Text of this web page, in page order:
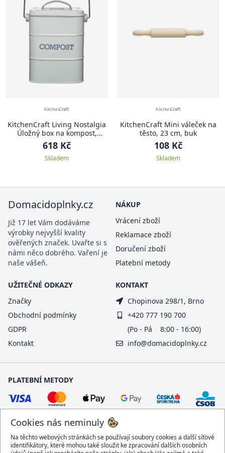
KitchenCraft Living Nostalgia
Úložný box na kompost,
šedivá, 3 l
618 Kč
Skladem
KitchenCraft Mini váleček na
těsto, 23 cm, buk
108 Kč
Skladem
Cookies nás neminuly
Na těchto webových stránkách se používají soubory cookies a další síťové
identifikátory, které mohou také sloužit ke zpracování dalších osobních
Domacidoplnky.cz
Již 17 let Vám dodáváme
výrobky nejvyšší kvality
ověřených značek. Uvařte si s
námi něco dobrého. Vaření je
naše vášeň.
NÁKUP
Vrácení zboží
Reklamace zboží
Doručení zboží
Platební metody
UŽITEČNÉ ODKAZY
Značky
Obchodní podmínky
GDPR
Kontakt
KONTAKT
Chopinova 298/1, Brno
+420 777 190 700
(Po - Pá 8:00 - 16:00)
info@domacidoplnky.cz
PLATEBNÍ METODY